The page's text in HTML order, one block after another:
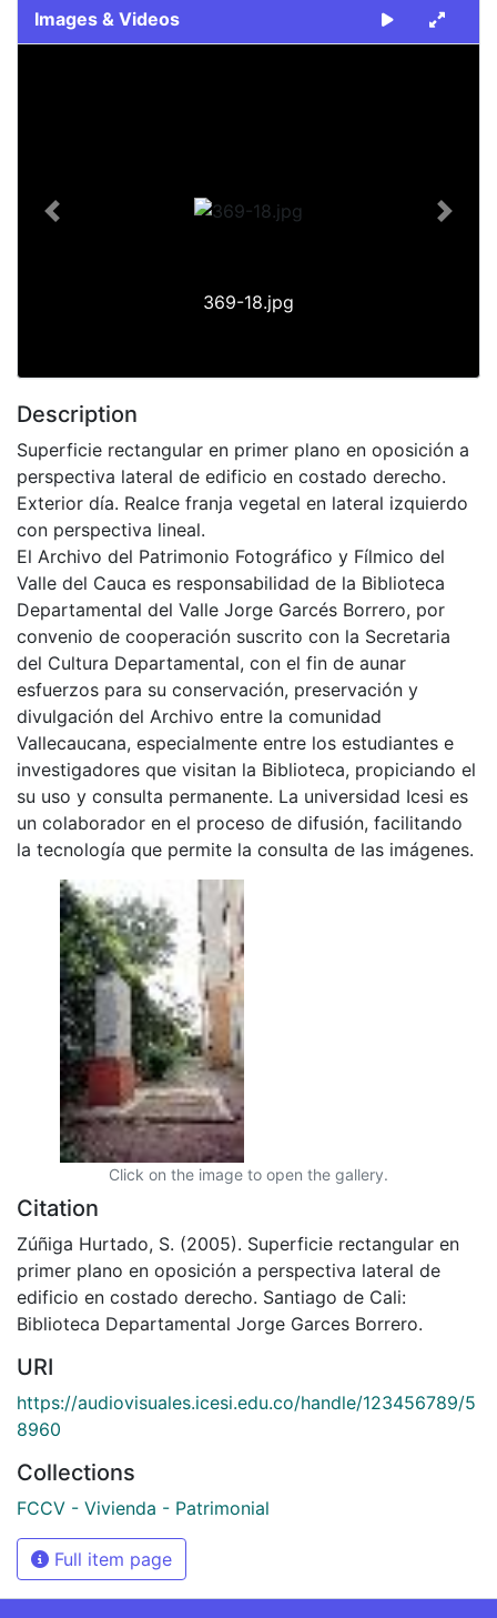
Images & Videos
369-18.jpg
Previous Next
Description
Superficie rectangular en primer plano en oposición a
perspectiva lateral de edificio en costado derecho.
Exterior día. Realce franja vegetal en lateral izquierdo
con perspectiva lineal.
El Archivo del Patrimonio Fotográfico y Fílmico del
Valle del Cauca es responsabilidad de la Biblioteca
Departamental del Valle Jorge Garcés Borrero, por
convenio de cooperación suscrito con la Secretaria
del Cultura Departamental, con el fin de aunar
esfuerzos para su conservación, preservación y
divulgación del Archivo entre la comunidad
Vallecaucana, especialmente entre los estudiantes e
investigadores que visitan la Biblioteca, propiciando el
su uso y consulta permanente. La universidad Icesi es
un colaborador en el proceso de difusión, facilitando
la tecnología que permite la consulta de las imágenes.
Click on the image to open the gallery.
Citation
Zúñiga Hurtado, S. (2005). Superficie rectangular en
primer plano en oposición a perspectiva lateral de
edificio en costado derecho. Santiago de Cali:
Biblioteca Departamental Jorge Garces Borrero.
URI
https://audiovisuales.icesi.edu.co/handle/123456789/5
8960
Collections
FCCV - Vivienda - Patrimonial
Full item page